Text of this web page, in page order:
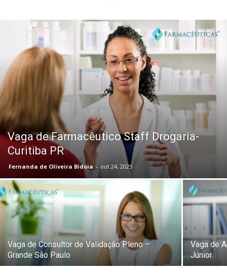
Vaga de Farmacêutico Staff Drogaria-
Curitiba PR
Fernanda de Oliveira Bidoia - out 24, 2025
Vaga de Consultor de Validação Pleno –
Grande São Paulo
Vaga de
Júnior